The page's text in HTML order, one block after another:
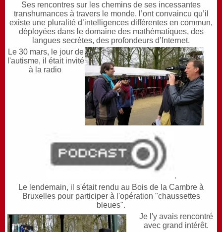
Ses rencontres sur les chemins de ses incessantes
transhumances à travers le monde, l’ont convaincu qu’il
existe une pluralité d’intelligences différentes en commun,
déployées dans le domaine des mathématiques, des
langues secrètes, des profondeurs d’Internet.
Le 30 mars, le jour de
l'autisme, il était invité
à la radio
.
Le lendemain, il s'était rendu au Bois de la Cambre à
Bruxelles pour participer à l'opération "chaussettes
bleues".
Je l'y avais rencontré
avec grand intérêt.